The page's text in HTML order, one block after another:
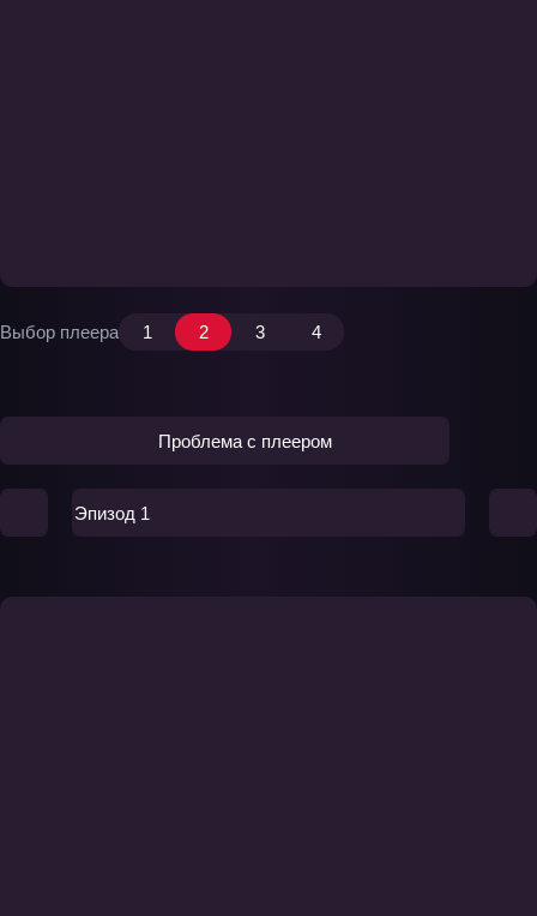
Выбор плеера 1 2 3 4
Проблема с плеером
Эпизод 1